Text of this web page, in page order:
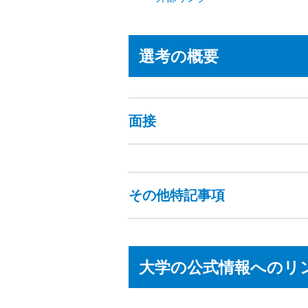
選考の概要
面接
その他特記事項
大学の公式情報へのリ